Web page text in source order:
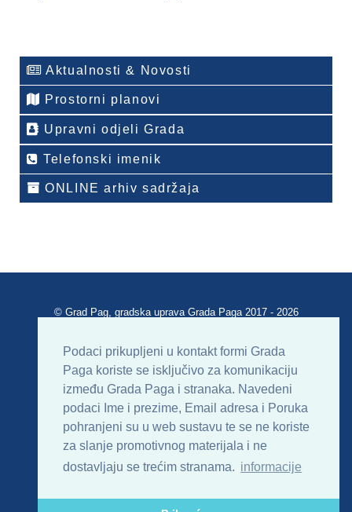
Podaci prikupljeni u kontakt formi Grada
Paga koriste se isključivo za komunikaciju
između Grada Paga i stranaka. Navedeni
podaci Ime i prezime, Email adresa i Poruka
pohranjeni su u web sustavu te se ne koriste
za slanje promotivnog materijala i ne
dostavljaju se trećim stranama. informacije
Aktualnosti & Novosti
Prostorni planovi
Upravni odjeli Grada
Telefonski imenik
ONLINE arhiv sadržaja
© Grad Pag, gradska uprava Grada Paga 2017 - 2026
Uvjeti korištenja Impressum
Kontakt
Sitemap
RSS